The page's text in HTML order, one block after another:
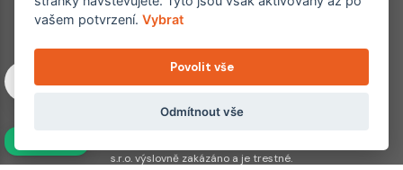
2. místo – 2017/2019
Copyright © 2011–2026 FYZIOklinika s.r.o.
Machkova 1642/2, Praha 4, Jižní Město – Chodov
Všechna práva vyhrazena. Jakékoliv užití obsahu či jeho částí
s.r.o. výslovně zakázáno a je trestné.
vašem potvrzení.Vybrat
Povolit vše
Odmítnout vše